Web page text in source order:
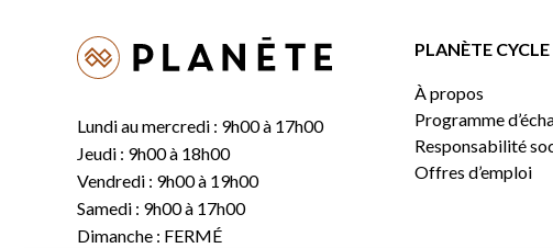
Lundi au mercredi : 9h00 à 17h00
Jeudi : 9h00 à 18h00
Vendredi : 9h00 à 19h00
Samedi : 9h00 à 17h00
Dimanche : FERMÉ
PLANÈTE CYCLE
À propos
Programme
Responsabilité
Offres d’emploi